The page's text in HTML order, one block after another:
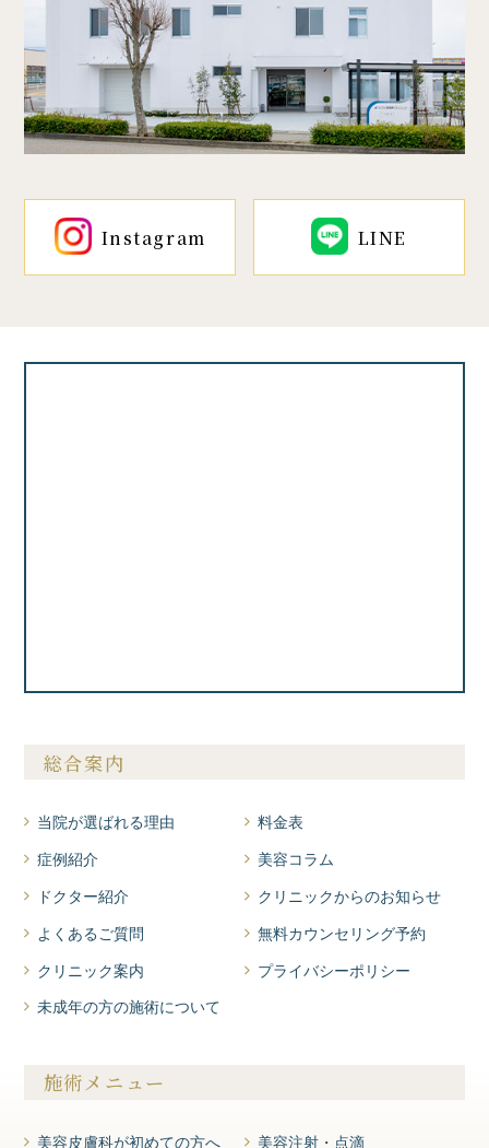
Instagram LINE
総合案内
当院が選ばれる理由
症例紹介
ドクター紹介
よくあるご質問
クリニック案内
未成年の方の施術について
料金表
美容コラム
クリニックからのお知らせ
無料カウンセリング予約
プライバシーポリシー
施術メニュー
美容皮膚科が初めての方へ 美容注射・点滴